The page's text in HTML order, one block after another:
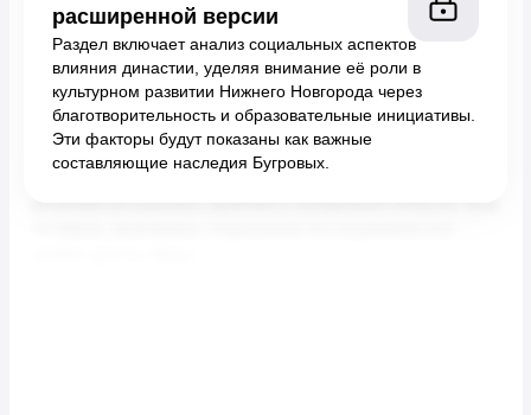
расширенной версии
Раздел включает анализ социальных аспектов
влияния династии, уделяя внимание её роли в
культурном развитии Нижнего Новгорода через
благотворительность и образовательные инициативы.
Эти факторы будут показаны как важные
составляющие наследия Бугровых.